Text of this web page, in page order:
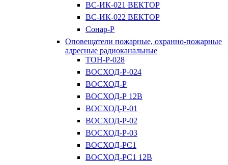
ВС-ИК-021 ВЕКТОР
ВС-ИК-022 ВЕКТОР
Сонар-Р
Оповещатели пожарные, охранно-пожарные
адресные радиоканальные
ТОН-Р-028
ВОСХОД-Р-024
ВОСХОД-Р
ВОСХОД-Р 12В
ВОСХОД-Р-01
ВОСХОД-Р-02
ВОСХОД-Р-03
ВОСХОД-РС1
ВОСХОД-РС1 12В